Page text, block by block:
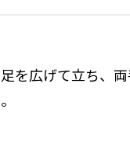
を広げて立ち、